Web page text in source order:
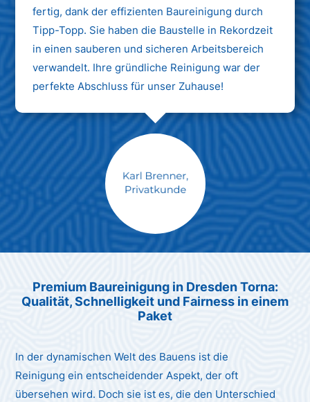
fertig, dank der effizienten Baureinigung durch
Tipp-Topp. Sie haben die Baustelle in Rekordzeit
in einen sauberen und sicheren Arbeitsbereich
verwandelt. Ihre gründliche Reinigung war der
perfekte Abschluss für unser Zuhause!
Max Mustermann
Premium Baureinigung in Dresden Torna:
Qualität, Schnelligkeit und Fairness in einem
Paket
In der dynamischen Welt des Bauens ist die
Reinigung ein entscheidender Aspekt, der oft
übersehen wird. Doch sie ist es, die den Unterschied